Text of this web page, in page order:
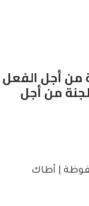
من أجل الفعل
من أجل
محفوظة | أطاك